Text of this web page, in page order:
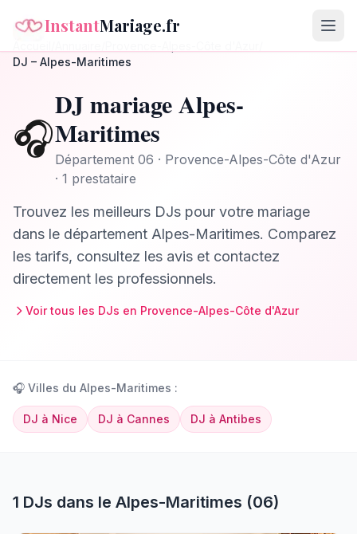
InstantMariage.fr
DJ – Alpes-Maritimes
🎧
DJmariageAlpes-
Maritimes
Département 06 · Provence-Alpes-Côte d'Azur
· 1 prestataire
Trouvez les meilleurs DJs pour votre mariage
dans le département Alpes-Maritimes. Comparez
les tarifs, consultez les avis et contactez
directement les professionnels.
Voir tous les DJs en Provence-Alpes-Côte d'Azur
🎧 Villes du Alpes-Maritimes :
DJ à Nice DJ à Cannes DJ à Antibes
1 DJs dans le Alpes-Maritimes (06)